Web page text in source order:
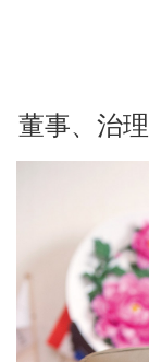
董事、治